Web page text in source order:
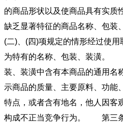
的商品形状以及使商品具有实
缺乏显著特征的商品名称、包
(二)、(四)项规定的情形经过使
为特有的名称、包装、装潢。
装、装潢中含有本商品的通用名
示商品的质量、主要原料、功能
特点，或者含有地名，他人因客
构成不正当竞争行为。 第三条